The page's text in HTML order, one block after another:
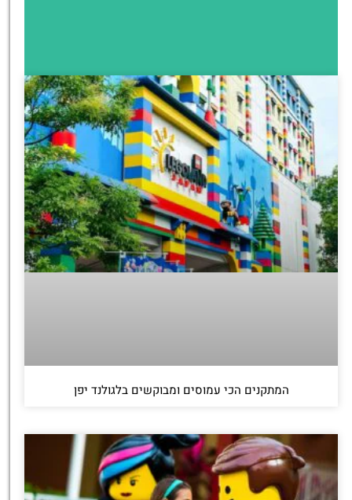
‏המתקנים הכי עמוסים ומבוקשים בלגולנד יפן